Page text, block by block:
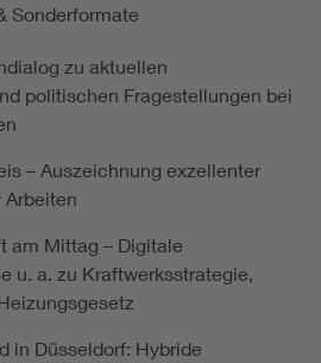
Sonderformate
zu aktuellen
politischen Fragestellungen bei
– Auszeichnung exzellenter
am Mittag – Digitale
u. a. zu Kraftwerksstrategie,
in Düsseldorf: Hybride